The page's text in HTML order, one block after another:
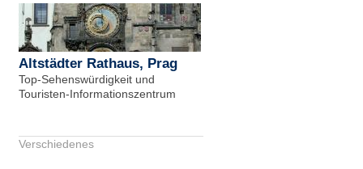
Altstädter Rathaus, Prag
Top-Sehenswürdigkeit und
Touristen-Informationszentrum
Verschiedenes